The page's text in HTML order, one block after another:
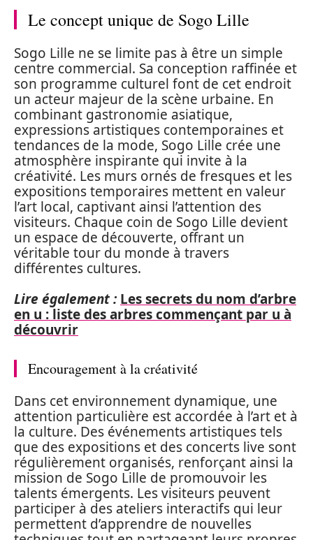
Le concept unique de Sogo Lille
Sogo Lille ne se limite pas à être un simple
centre commercial. Sa conception raffinée et
son programme culturel font de cet endroit
un acteur majeur de la scène urbaine. En
combinant gastronomie asiatique,
expressions artistiques contemporaines et
tendances de la mode, Sogo Lille crée une
atmosphère inspirante qui invite à la
créativité. Les murs ornés de fresques et les
expositions temporaires mettent en valeur
l’art local, captivant ainsi l’attention des
visiteurs. Chaque coin de Sogo Lille devient
un espace de découverte, offrant un
véritable tour du monde à travers
différentes cultures.
Lire également : Les secrets du nom d’arbre
en u : liste des arbres commençant par u à
découvrir
Encouragement à la créativité
Dans cet environnement dynamique, une
attention particulière est accordée à l’art et à
la culture. Des événements artistiques tels
que des expositions et des concerts live sont
régulièrement organisés, renforçant ainsi la
mission de Sogo Lille de promouvoir les
talents émergents. Les visiteurs peuvent
participer à des ateliers interactifs qui leur
permettent d’apprendre de nouvelles